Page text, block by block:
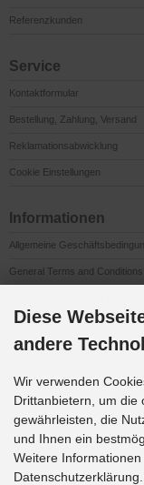
Referenzkunden
Service
Kontaktformular
Bestellung, Zahlung, Versand
Reklamationsabwicklung
Cookie Einstellungen
Informationen
Allgemeine
General Terms and
Impressum
Datenschutzerklärung
Anfahrt
Downloads
Diese
andere
Wir verwenden
Drittanbietern, um die
gewährleisten, die
und Ihnen ein
Weitere
Datenschutzerklärung.